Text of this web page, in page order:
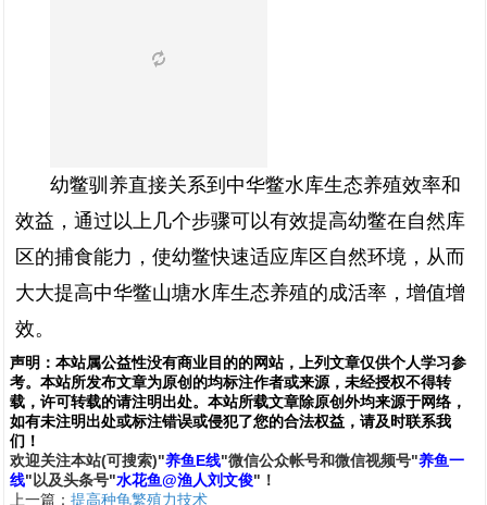
幼鳖驯养直接关系到中华鳖水库生态养殖效率和
效益，通过以上几个步骤可以有效提高幼鳖在自然库
区的捕食能力，使幼鳖快速适应库区自然环境，从而
大大提高中华鳖山塘水库生态养殖的成活率，增值增
效。
声明： 本站属公益性没有商业目的的网站，上列文章仅供个人学习参
考。本站所发布文章为原创的均标注作者或来源，未经授权不得转
载，许可转载的请注明出处。本站所载文章除原创外均来源于网络，
如有未注明出处或标注错误或侵犯了您的合法权益，请及时联系我
们 ！
欢迎关注本站(可搜索)"养鱼E线"微信公众帐号和微信视频号"养鱼一
线" 以及头条号"水花鱼@渔人刘文俊"！
上一篇： 提高种龟繁殖力技术